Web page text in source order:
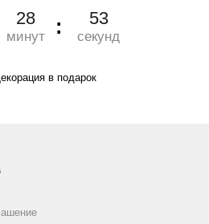
28
минут
52
секунд
в подарок